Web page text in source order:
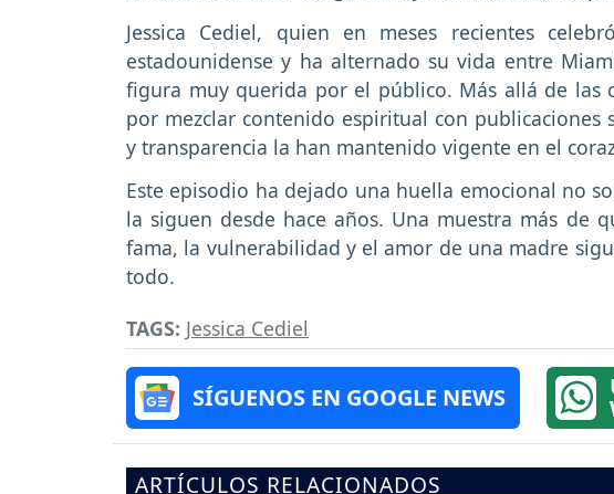
Jessica Cediel, quien en meses recientes
estadounidense y ha alternado su vida entre
figura muy querida por el público. Más allá de las
por mezclar contenido espiritual con publicaciones
y transparencia la han mantenido vigente en el
Este episodio ha dejado una huella emocional no
la siguen desde hace años. Una muestra más de
fama, la vulnerabilidad y el amor de una madre
todo.
TAGS: Jessica Cediel
SÍGUENOS EN GOOGLE NEWS
ARTÍCULOS RELACIONADOS